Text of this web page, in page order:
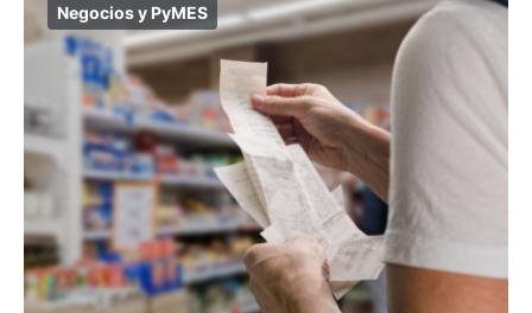
Negocios y PyMES